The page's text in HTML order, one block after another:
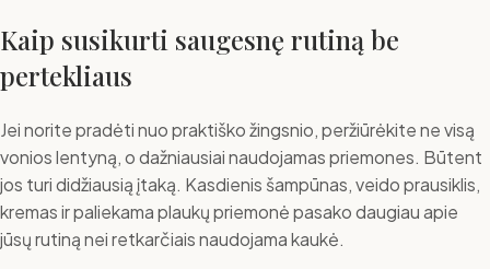
Kaip susikurti saugesnę rutiną be
pertekliaus
Jei norite pradėti nuo praktiško žingsnio, peržiūrėkite ne visą
vonios lentyną, o dažniausiai naudojamas priemones. Būtent
jos turi didžiausią įtaką. Kasdienis šampūnas, veido prausiklis,
kremas ir paliekama plaukų priemonė pasako daugiau apie
jūsų rutiną nei retkarčiais naudojama kaukė.